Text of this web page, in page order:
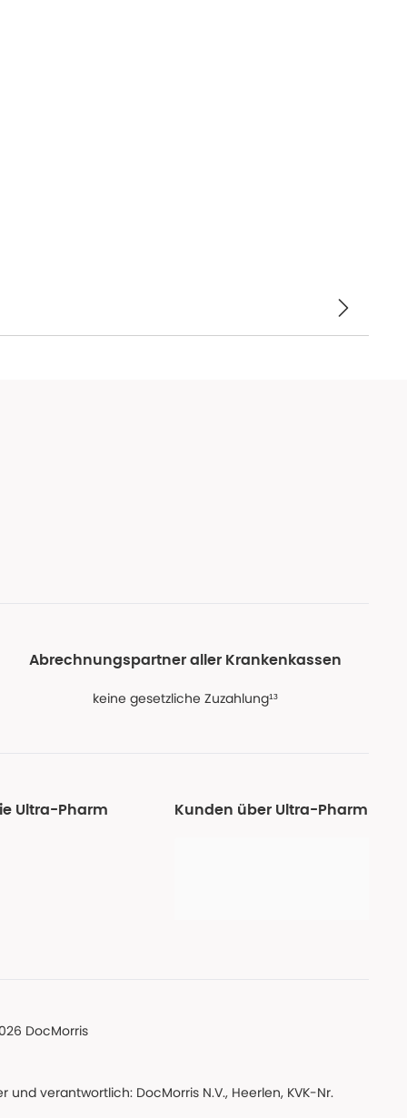
Abrechnungspartner aller Krankenkassen
keine gesetzliche Zuzahlung¹³
Ultra-Pharm Kunden über Ultra-Pharm
DocMorris
verantwortlich: DocMorris N.V., Heerlen, KVK-Nr.